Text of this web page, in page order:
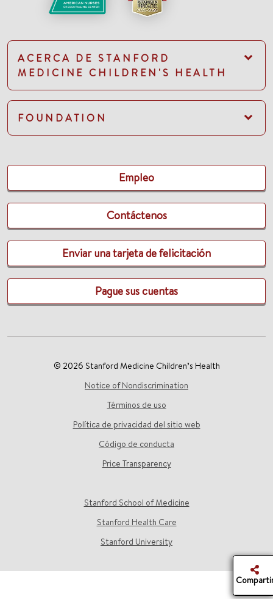
ACERCA DE STANFORD
MEDICINE CHILDREN'S HEALTH
FOUNDATION
Empleo
Contáctenos
Enviar una tarjeta de felicitación
Pague sus cuentas
© 2026 Stanford Medicine Children’s Health
Notice of Nondiscrimination
Términos de uso
Política de privacidad del sitio web
Código de conducta
Price Transparency
Stanford School of Medicine
Stanford Health Care
Stanford University